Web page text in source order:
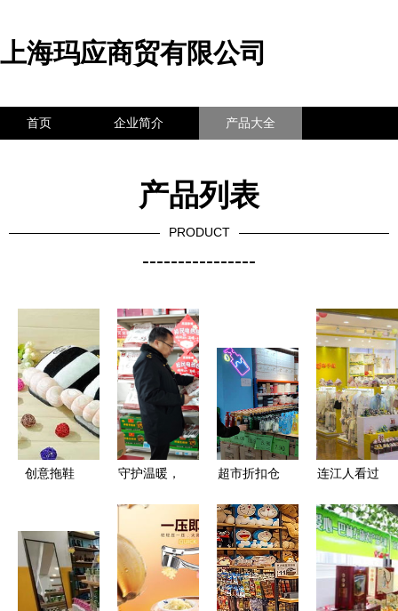
上海玛应商贸有限公司
首页 企业简介 产品大全
产品列表
PRODUCT
----------------
创意拖鞋
守护者
守护温暖，
肥城市孙伯
市场监管所
强化冬季取
暖用品质量
超市折扣仓
市民假
日“囤
货”忙，日
用百货销售
连江人看过
货销售，为
何是值得关
注的七大隐
形暴利行业